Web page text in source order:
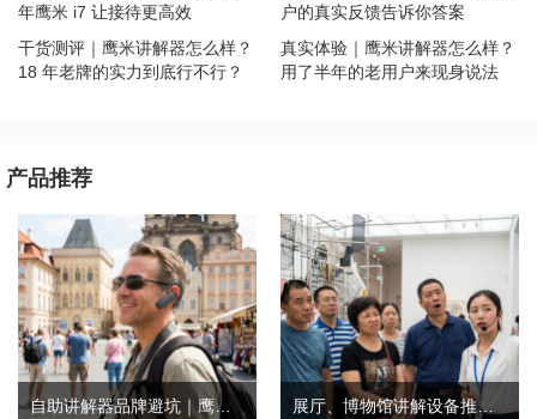
年鹰米 i7 让接待更高效
户的真实反馈告诉你答案
干货测评｜鹰米讲解器怎么样？
18 年老牌的实力到底行不行？
真实体验｜鹰米讲解器怎么样？
用了半年的老用户来现身说法
产品推荐
自助讲解器品牌避坑｜鹰米自助讲解器，实测好用不踩雷 展厅、博物馆讲解设备推荐｜分区讲解系统，解决多团队接待核心痛点